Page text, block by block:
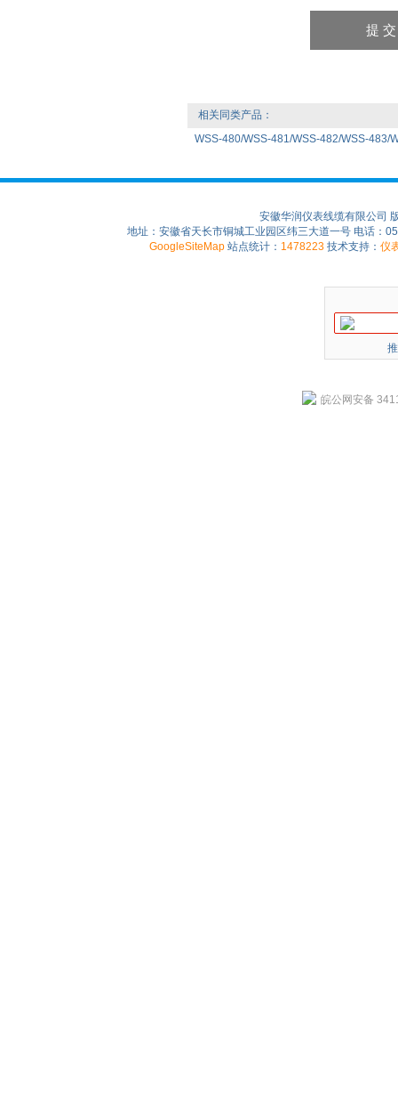
相关同类产品：
WSS-480/WSS-481/WSS-482/WSS-483/
安徽华润仪表线缆有限公司
地址：安徽省天长市铜城工业园区纬三大道一号 电话：
GoogleSiteMap 站点统计： 1478223 技术支持： 仪
皖公网安备